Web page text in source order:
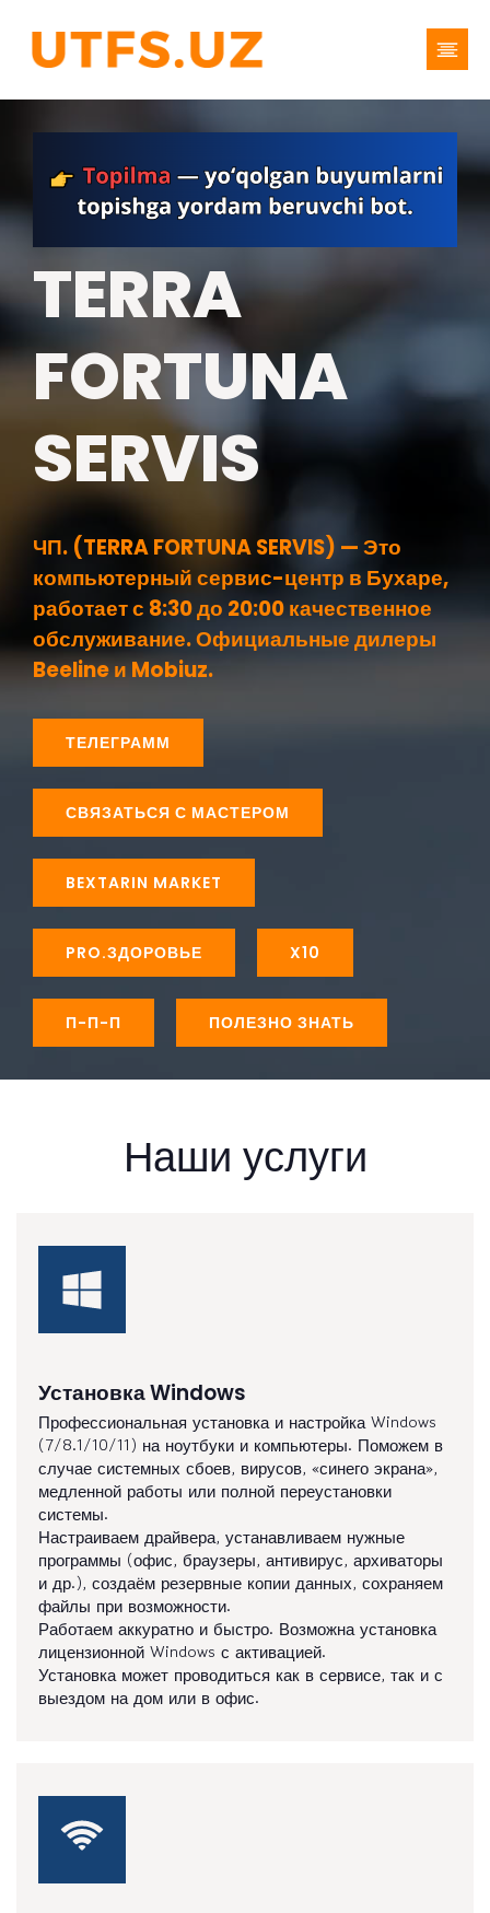
TERRA
FORTUNA
SERVIS
ЧП. (TERRA FORTUNA SERVIS) — Это
компьютерный сервис-центр в Бухаре,
работает с 8:30 до 20:00 качественное
обслуживание. Официальные дилеры
Beeline и Mobiuz.
ТЕЛЕГРАММ
СВЯЗАТЬСЯ С МАСТЕРОМ
BEXTARIN MARKET
PRO.ЗДОРОВЬЕ X10
П-П-П ПОЛЕЗНО ЗНАТЬ
Наши услуги
Установка Windows
Профессиональная установка и настройка Windows
(7/8.1/10/11) на ноутбуки и компьютеры. Поможем в
случае системных сбоев, вирусов, «синего экрана»,
медленной работы или полной переустановки
системы.
Настраиваем драйвера, устанавливаем нужные
программы (офис, браузеры, антивирус, архиваторы
и др.), создаём резервные копии данных, сохраняем
файлы при возможности.
Работаем аккуратно и быстро. Возможна установка
лицензионной Windows с активацией.
Установка может проводиться как в сервисе, так и с
выездом на дом или в офис.